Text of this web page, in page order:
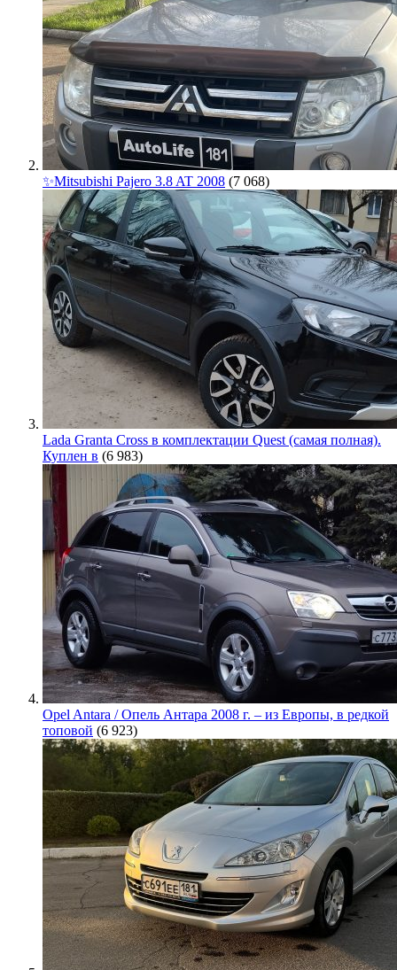
✨Mitsubishi Pajero 3.8 AT 2008 (7 068)
Lada Granta Cross в комплектации Quest (самая полная).
Куплен в (6 983)
Opel Antara / Опель Антара 2008 г. – из Европы, в редкой
топовой (6 923)